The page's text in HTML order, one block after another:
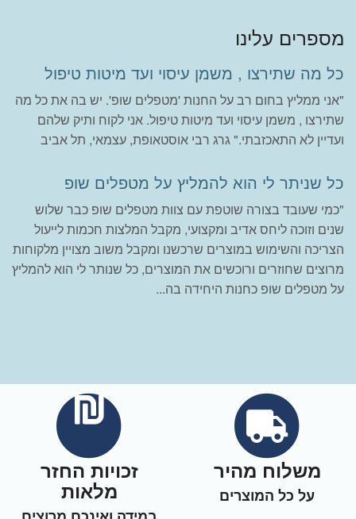
מספרים עלינו
כל מה שתירצו , משמן עיסוי ועד מיטות טיפול
"אני ממליץ בחום רב על החנות 'מטפלים שופ'. יש בה את כל מה
שתירצו , משמן עיסוי ועד מיטות טיפול. אני לקוח ותיק שלהם
ועדיין לא התאכזבתי." גרג רבי אוסטאופת, עצמאי, תל אביב
כל שניתר לי הוא להמליץ על מטפלים שופ
"כמי שעובד בצורה שוטפת עם צוות מטפלים שופ כבר שלוש
שנים וזוכה ליחס אדיב ומקצועי, מקבל המלצות חכמות לייעול
הצריכה והשימוש במוצרים שרכשנו ומקבל משוב מצויין מלקוחות
מרוצים שחוזרים ורוכשים את המוצרים, כל שנותר לי הוא להמליץ
על מטפלים שופ כחנות היחידה בה...
משלוח מהיר
על כל המוצרים
זכויות החזר
מלאות